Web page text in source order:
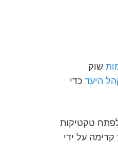
שוק
היעד כדי
טקטיקות
על ידי